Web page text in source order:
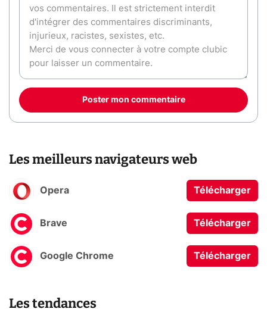
Poster mon commentaire
Les meilleurs navigateurs web
Opera Télécharger
Brave Télécharger
Google Chrome Télécharger
Les tendances